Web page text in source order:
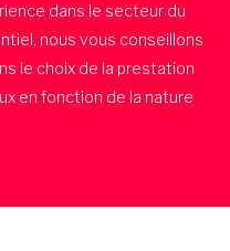
dans le secteur du
nous vous conseillons
le choix de la prestation
en fonction de la nature